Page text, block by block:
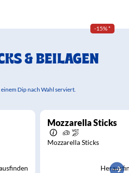
-15%*
& BEILAGEN
Dip nach Wahl serviert.
Mozzarella Sticks
Mozzarella Sticks